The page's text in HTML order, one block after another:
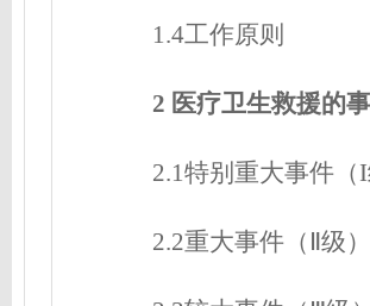
1.4工作原则
2 医疗卫生救援的
2.1特别重大事件（I
2.2重大事件（Ⅱ级）